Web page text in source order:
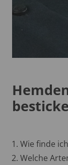
Wie finde
Welche